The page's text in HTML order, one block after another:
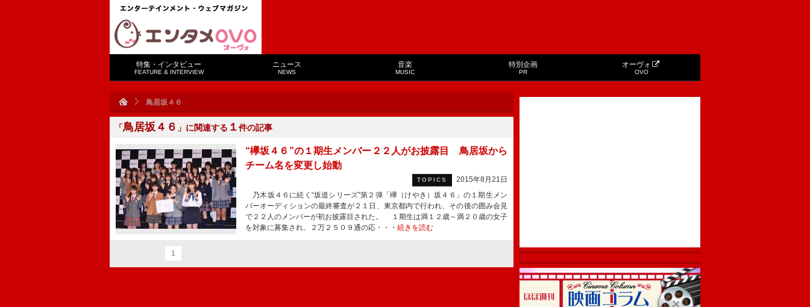
特集・インタビュー
FEATURE & INTERVIEW
ニュース
NEWS
音楽
MUSIC
特別企画
PR
オーヴォ
OVO
鳥居坂４６
「鳥居坂４６ 」に関連する １ 件の記事
“欅坂４６”の１期生メンバー２２人がお披露目 鳥居坂から
チーム名を変更し始動
TOPICS
2015年8月21日
乃木坂４６に続く“坂道シリーズ”第２弾「欅（けやき）坂４６」の１期生メン
バーオーディションの最終審査が２１日、東京都内で行われ、その後の囲み会見
で２２人のメンバーが初お披露目された。 １期生は満１２歳～満２０歳の女子
を対象に募集され、２万２５０９通の応・・・ 続きを読む
1